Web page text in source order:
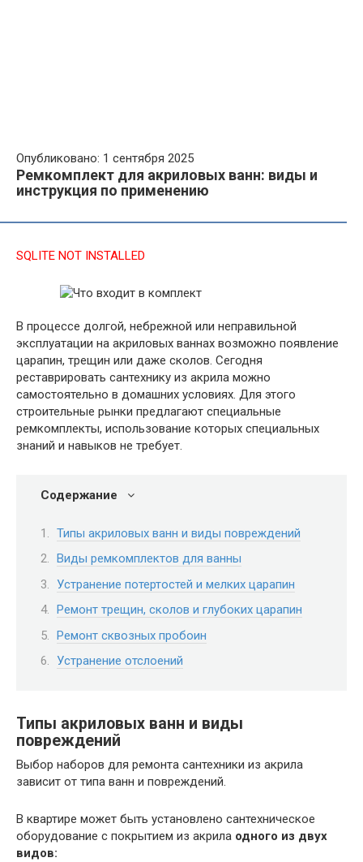
Опубликовано: 1 сентября 2025
Ремкомплект для акриловых ванн: виды и
инструкция по применению
SQLITE NOT INSTALLED
В процессе долгой, небрежной или неправильной
эксплуатации на акриловых ваннах возможно появление
царапин, трещин или даже сколов. Сегодня
реставрировать сантехнику из акрила можно
самостоятельно в домашних условиях. Для этого
строительные рынки предлагают специальные
ремкомплекты, использование которых специальных
знаний и навыков не требует.
Содержание
Типы акриловых ванн и виды повреждений
Виды ремкомплектов для ванны
Устранение потертостей и мелких царапин
Ремонт трещин, сколов и глубоких царапин
Ремонт сквозных пробоин
Устранение отслоений
Типы акриловых ванн и виды
повреждений
Выбор наборов для ремонта сантехники из акрила
зависит от типа ванн и повреждений.
В квартире может быть установлено сантехническое
оборудование с покрытием из акрила одного из двух
видов: